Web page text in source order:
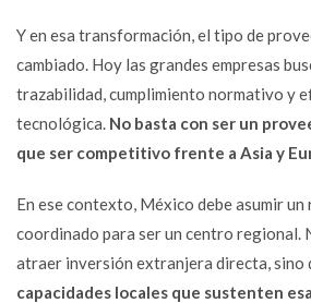
Y en esa transformación, el tipo de
cambiado. Hoy las grandes empresas
trazabilidad, cumplimiento normativo y
tecnológica. No basta con ser un
que ser competitivo frente a Asia y
En ese contexto, México debe asumir
coordinado para ser un centro regional.
atraer inversión extranjera directa, sino
capacidades locales que sustenten